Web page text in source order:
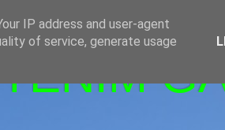
IP address and user-agent
of service, generate usage